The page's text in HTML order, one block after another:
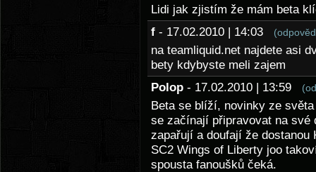
Lidi jak zjistím že mám beta
f - 17.02.2010 | 14:03
na teamliquid.net najdete asi
bety kdybyste meli zajem
Polop - 17.02.2010 | 13:59
Beta se blíží, novinky ze
se začínají připravovat na své
zapařují a doufají že
SC2 Wings of Liberty joo
spousta fanoušků čeká.